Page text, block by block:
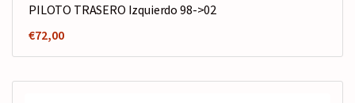
PILOTO TRASERO Izquierdo 98->02
€72,00